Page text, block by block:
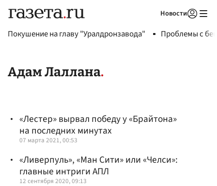
Новости
Покушение на главу "Уралдронзавода" Проблемы с
Адам Лаллана
«Лестер» вырвал победу у «Брайтона»
на последних минутах
07 марта 2021, 00:53
«Ливерпуль», «Ман Сити» или «Челси»:
главные интриги АПЛ
12 сентября 2020, 09:13